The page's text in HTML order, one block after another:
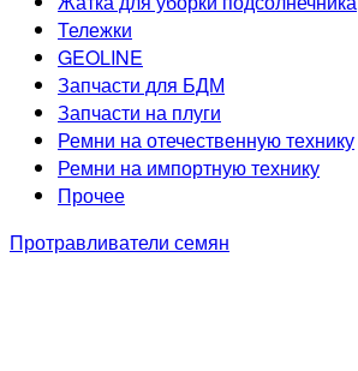
Тележки
GEOLINE
Запчасти для БДМ
Запчасти на плуги
Ремни на отечественную технику
Ремни на импортную технику
Прочее
Протравливатели семян